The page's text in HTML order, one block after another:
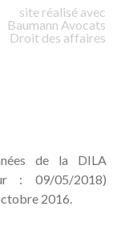
site réalisé avec
Baumann Avocats
Droit des affaires
de la DILA
: 09/05/2018)
2016.